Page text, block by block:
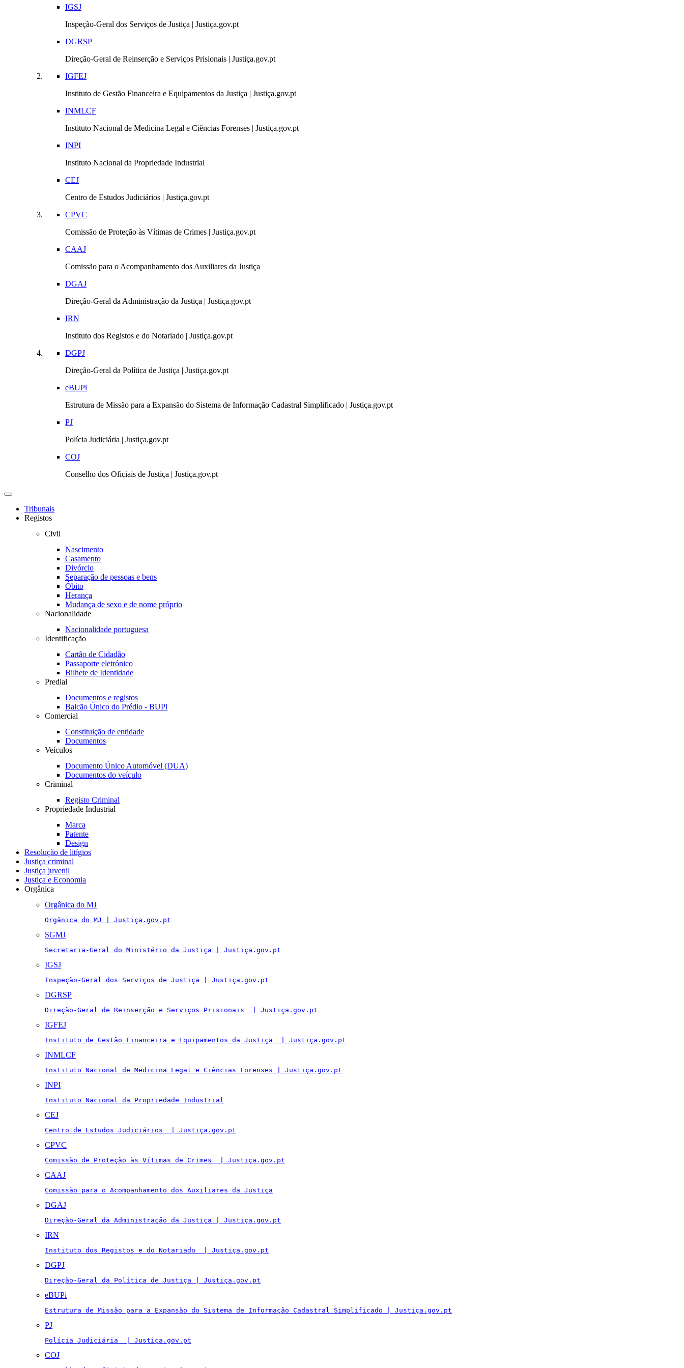
IGSJ
Inspeção-Geral dos Serviços de Justiça | Justiça.gov.pt
DGRSP
Direção-Geral de Reinserção e Serviços Prisionais | Justiça.gov.pt
IGFEJ
Instituto de Gestão Financeira e Equipamentos da Justiça | Justiça.gov.pt
INMLCF
Instituto Nacional de Medicina Legal e Ciências Forenses | Justiça.gov.pt
INPI
Instituto Nacional da Propriedade Industrial
CEJ
Centro de Estudos Judiciários | Justiça.gov.pt
CPVC
Comissão de Proteção às Vítimas de Crimes | Justiça.gov.pt
CAAJ
Comissão para o Acompanhamento dos Auxiliares da Justiça
DGAJ
Direção-Geral da Administração da Justiça | Justiça.gov.pt
IRN
Instituto dos Registos e do Notariado | Justiça.gov.pt
DGPJ
Direção-Geral da Política de Justiça | Justiça.gov.pt
eBUPi
Estrutura de Missão para a Expansão do Sistema de Informação Cadastral Simplificado | Justiça.gov.pt
PJ
Polícia Judiciária | Justiça.gov.pt
COJ
Conselho dos Oficiais de Justiça | Justiça.gov.pt
Toggle
navigationTribunais
Registos
Civil
Nascimento
Casamento
Divórcio
Separação de pessoas e bens
Óbito
Herança
Mudança de sexo e de nome próprio
Nacionalidade
Nacionalidade portuguesa
Identificação
Cartão de Cidadão
Passaporte eletrónico
Bilhete de Identidade
Predial
Documentos e registos
Balcão Único do Prédio - BUPi
Comercial
Constituição de entidade
Documentos
Veículos
Documento Único Automóvel (DUA)
Documentos do veículo
Criminal
Registo Criminal
Propriedade Industrial
Marca
Patente
Design
Resolução de litígios
Justiça criminal
Justiça juvenil
Justiça e Economia
Orgânica
Orgânica do MJ
Orgânica do MJ | Justiça.gov.pt
SGMJ
Secretaria-Geral do Ministério da Justiça | Justiça.gov.pt
IGSJ
Inspeção-Geral dos Serviços de Justiça | Justiça.gov.pt
DGRSP
Direção-Geral de Reinserção e Serviços Prisionais  | Justiça.gov.pt
IGFEJ
Instituto de Gestão Financeira e Equipamentos da Justiça  | Justiça.gov.pt
INMLCF
Instituto Nacional de Medicina Legal e Ciências Forenses | Justiça.gov.pt
INPI
Instituto Nacional da Propriedade Industrial
CEJ
Centro de Estudos Judiciários  | Justiça.gov.pt
CPVC
Comissão de Proteção às Vítimas de Crimes  | Justiça.gov.pt
CAAJ
Comissão para o Acompanhamento dos Auxiliares da Justiça
DGAJ
Direção-Geral da Administração da Justiça | Justiça.gov.pt
IRN
Instituto dos Registos e do Notariado  | Justiça.gov.pt
DGPJ
Direção-Geral da Política de Justiça | Justiça.gov.pt
eBUPi
Estrutura de Missão para a Expansão do Sistema de Informação Cadastral Simplificado | Justiça.gov.pt
PJ
Polícia Judiciária  | Justiça.gov.pt
COJ